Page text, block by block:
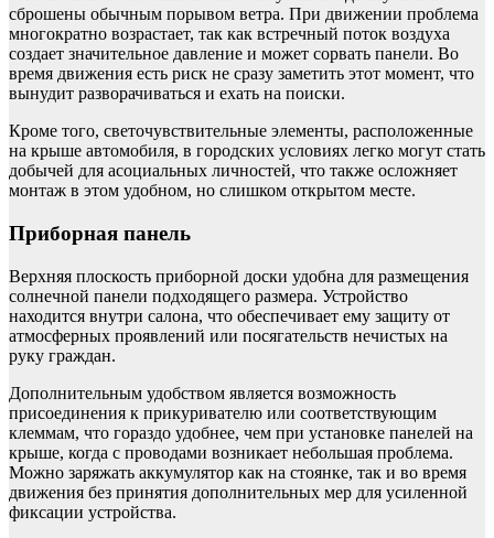
сброшены обычным порывом ветра. При движении проблема
многократно возрастает, так как встречный поток воздуха
создает значительное давление и может сорвать панели. Во
время движения есть риск не сразу заметить этот момент, что
вынудит разворачиваться и ехать на поиски.
Кроме того, светочувствительные элементы, расположенные
на крыше автомобиля, в городских условиях легко могут стать
добычей для асоциальных личностей, что также осложняет
монтаж в этом удобном, но слишком открытом месте.
Приборная панель
Верхняя плоскость приборной доски удобна для размещения
солнечной панели подходящего размера. Устройство
находится внутри салона, что обеспечивает ему защиту от
атмосферных проявлений или посягательств нечистых на
руку граждан.
Дополнительным удобством является возможность
присоединения к прикуривателю или соответствующим
клеммам, что гораздо удобнее, чем при установке панелей на
крыше, когда с проводами возникает небольшая проблема.
Можно заряжать аккумулятор как на стоянке, так и во время
движения без принятия дополнительных мер для усиленной
фиксации устройства.